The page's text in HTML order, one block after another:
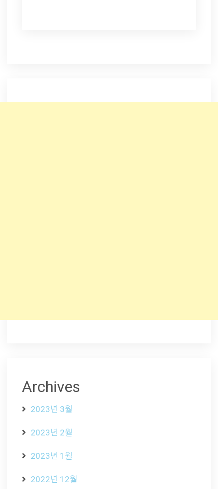
Archives
2023년 3월
2023년 2월
2023년 1월
2022년 12월